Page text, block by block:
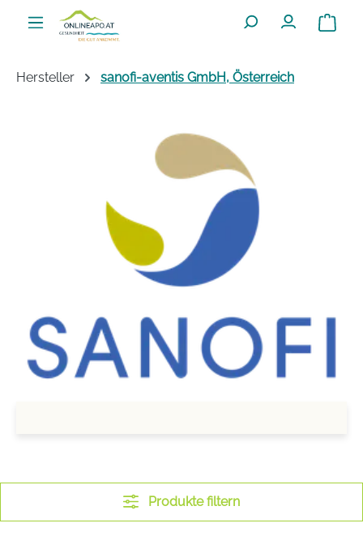
Zum Hauptinhalt springen
Hersteller sanofi-aventis GmbH, Österreich
Produkte filtern